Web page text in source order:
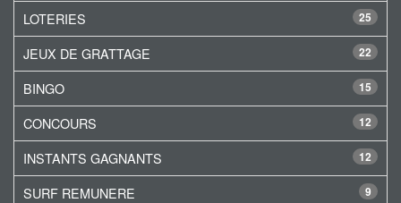
25
LOTERIES
22
JEUX DE GRATTAGE
15
BINGO
12
CONCOURS
12
INSTANTS GAGNANTS
9
SURF REMUNERE